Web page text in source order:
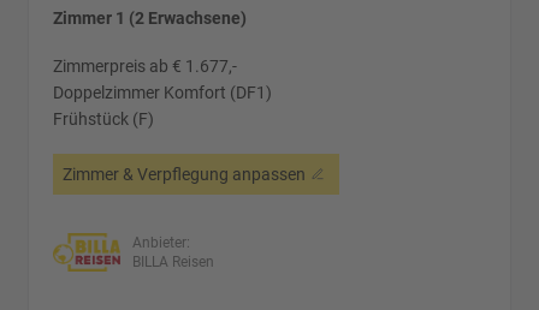
Zimmer 1 (2 Erwachsene)
Zimmerpreis ab € 1.677,-
Doppelzimmer Komfort (DF1)
Frühstück (F)
Zimmer & Verpflegung anpassen
Anbieter:
BILLA Reisen